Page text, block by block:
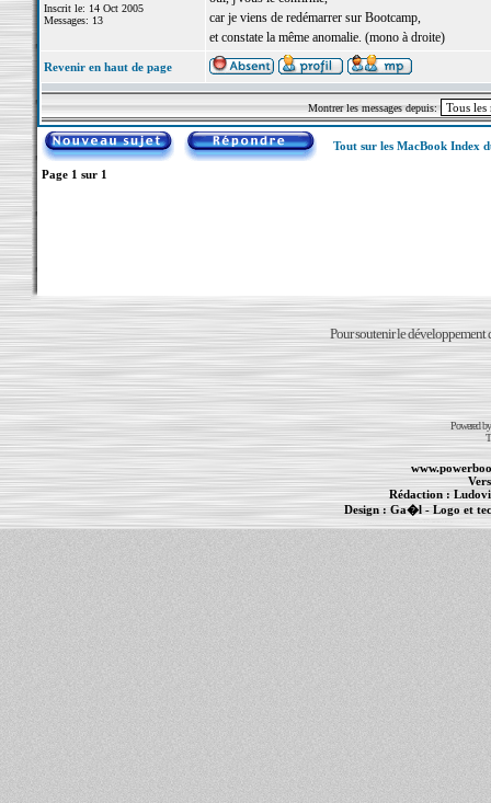
Inscrit le: 14 Oct 2005
Messages: 13
car je viens de redémarrer sur Bootcamp,
et constate la même anomalie. (mono à droite)
Revenir en haut de page
Montrer les messages depuis:
Tout sur les MacBook Index
Page 1 sur 1
Pour soutenir le développement
Powered
Rédaction :
Design :Ga�l- Logo et